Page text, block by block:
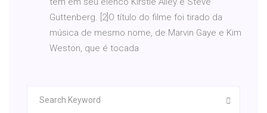
Guttenberg. [2]O título do filme foi tirado da
música de mesmo nome, de Marvin Gaye e Kim
Weston, que é tocada